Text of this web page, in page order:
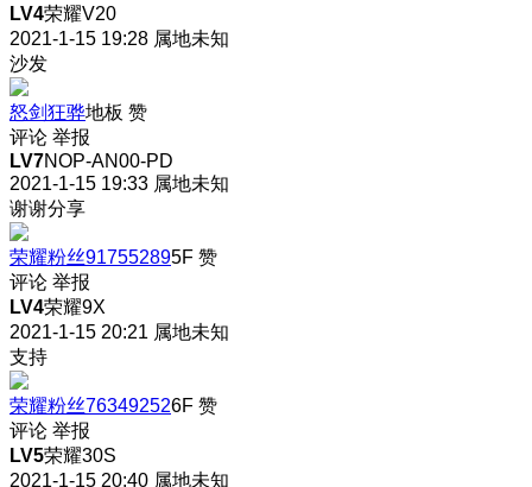
LV4荣耀V20
2021-1-15 19:28 属地未知
沙发
怒剑狂骅地板 赞
评论 举报
LV7NOP-AN00-PD
2021-1-15 19:33 属地未知
谢谢分享
荣耀粉丝917552895F 赞
评论 举报
LV4荣耀9X
2021-1-15 20:21 属地未知
支持
荣耀粉丝763492526F 赞
评论 举报
LV5荣耀30S
2021-1-15 20:40 属地未知